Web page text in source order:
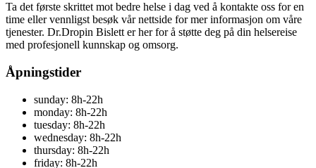
Ta det første skrittet mot bedre helse i dag ved å kontakte oss for en
time eller vennligst besøk vår nettside for mer informasjon om våre
tjenester. Dr.Dropin Bislett er her for å støtte deg på din helsereise
med profesjonell kunnskap og omsorg.
Åpningstider
sunday: 8h-22h
monday: 8h-22h
tuesday: 8h-22h
wednesday: 8h-22h
thursday: 8h-22h
friday: 8h-22h